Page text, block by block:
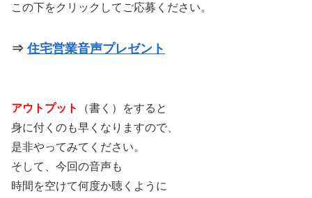
この下をクリックしてご応募ください。
⇒住宅営業音声プレゼント
アウトプット
（書く）をすると
身に付くのも早くなりますので、
是非やってみてください。
そして、今回の音声も
時間を空けて何度か聴くように